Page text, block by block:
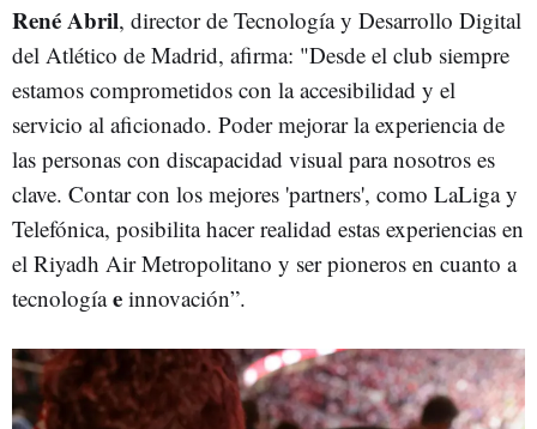
René Abril, director de Tecnología y Desarrollo Digital
del Atlético de Madrid, afirma: "Desde el club siempre
estamos comprometidos con la accesibilidad y el
servicio al aficionado. Poder mejorar la experiencia de
las personas con discapacidad visual para nosotros es
clave. Contar con los mejores 'partners', como LaLiga y
Telefónica, posibilita hacer realidad estas experiencias en
el Riyadh Air Metropolitano y ser pioneros en cuanto a
tecnologíae innovación”.